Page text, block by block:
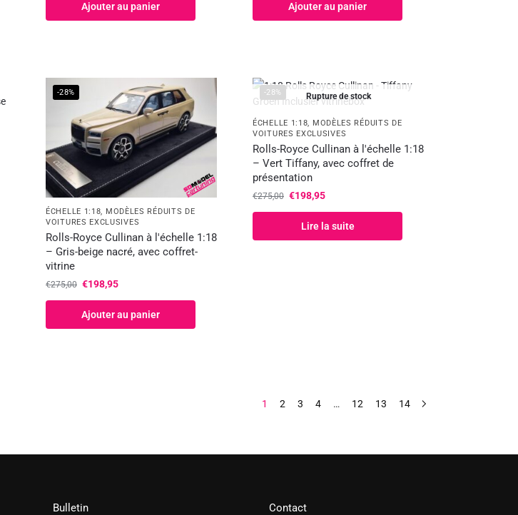
Ajouter au panier Ajouter au panier
-28%
ÉCHELLE 1:18, MODÈLES RÉDUITS DE
VOITURES EXCLUSIVES
Rolls-Royce Cullinan à l'échelle 1:18
– Gris-beige nacré, avec coffret-
vitrine
€275,00 €198,95
Ajouter au panier
-28% Rupture de stock
ÉCHELLE 1:18, MODÈLES RÉDUITS DE
VOITURES EXCLUSIVES
Rolls-Royce Cullinan à l'échelle 1:18
– Vert Tiffany, avec coffret de
présentation
€275,00 €198,95
Lire la suite
1
2 3 4 … 12 13 14
Bulletin
Contact